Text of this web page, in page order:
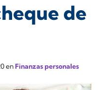
de
enFinanzas personales